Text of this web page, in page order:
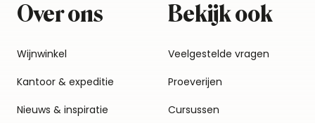
Over ons
Wijnwinkel
Kantoor & expeditie
Nieuws & inspiratie
Bekijk ook
Veelgestelde vragen
Proeverijen
Cursussen